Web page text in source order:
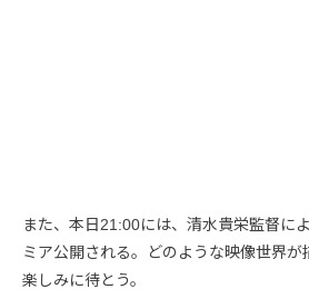
また、本日21:00には、清水貴栄監督に
ミア公開される。どのような映像世界
楽しみに待とう。